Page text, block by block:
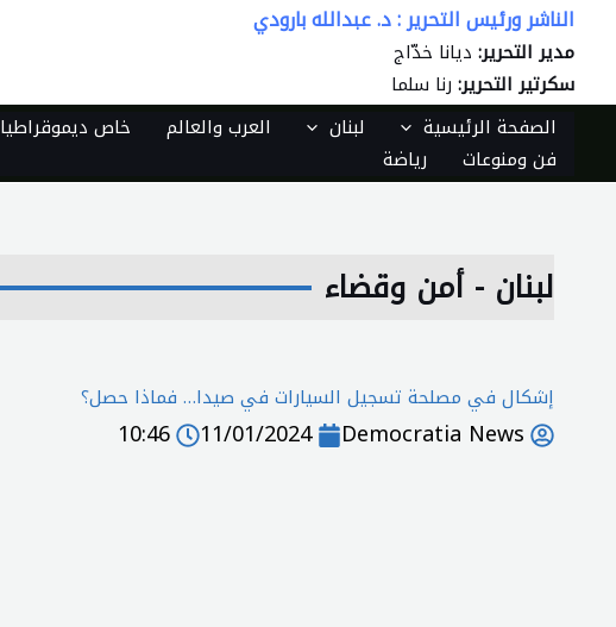
تخطي
المحتوى
الناشر ورئيس التحرير : د. عبدالله بارودي
مدير التحرير: ديانا خدّاج
سكرتير التحرير: رنا سلما
الصفحة الرئيسية لبنان العرب والعالم خاص ديموقراطيا
فن ومنوعات
رياضة
لبنان - أمن وقضاء
إشكال في مصلحة تسجيل السيارات في صيدا… فماذا حصل؟
Democratia News
11/01/2024
10:46